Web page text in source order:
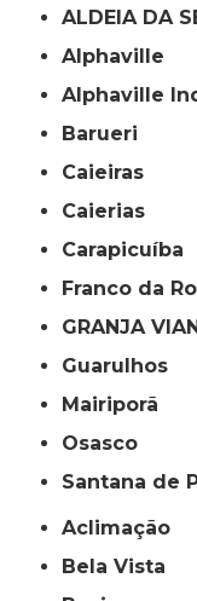
ALDEIA DA
Alphaville
Alphaville
Barueri
Caieiras
Caierias
Carapicuíba
Franco da
GRANJA
Guarulhos
Mairiporã
Osasco
Santana de
Aclimação
Bela Vista